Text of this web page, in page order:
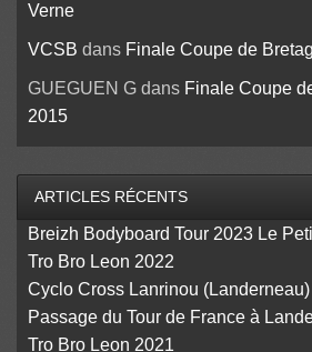
Verne
VCSB dans Finale Coupe de
GUEGUEN Gdans Finale Coupe
2015
ARTICLES RÉCENTS
Breizh Bodyboard Tour 2023 Le
Tro Bro Leon 2022
Cyclo Cross Lanrinou (Landerneau)
Passage du Tour de France à
Tro Bro Leon 2021